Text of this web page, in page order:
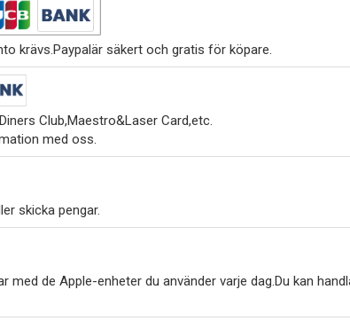
krävs.Paypalär säkert och gratis för köpare.
Club,Maestro&Laser Card,etc.
med oss.
skicka pengar.
med de Apple-enheter du använder varje dag.Du kan